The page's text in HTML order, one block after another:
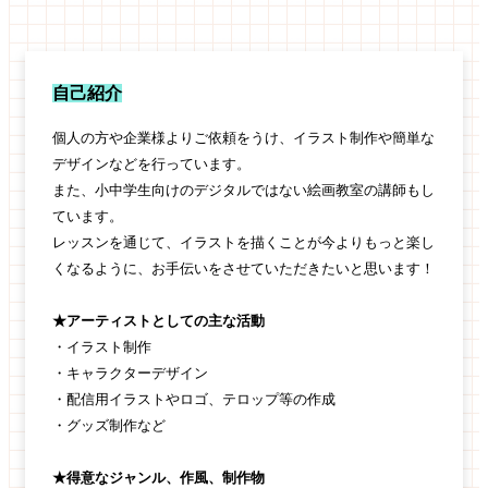
自己紹介
個人の方や企業様よりご依頼をうけ、イラスト制作や簡単な
デザインなどを行っています。
また、小中学生向けのデジタルではない絵画教室の講師もし
ています。
レッスンを通じて、イラストを描くことが今よりもっと楽し
くなるように、お手伝いをさせていただきたいと思います！
★アーティストとしての主な活動
・イラスト制作
・キャラクターデザイン
・配信用イラストやロゴ、テロップ等の作成
・グッズ制作など
★得意なジャンル、作風、制作物